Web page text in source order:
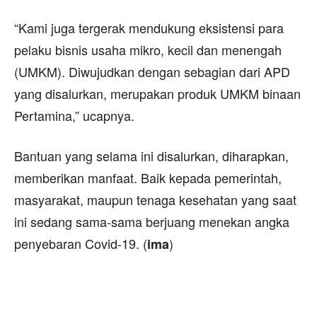
“Kami juga tergerak mendukung eksistensi para
pelaku bisnis usaha mikro, kecil dan menengah
(UMKM). Diwujudkan dengan sebagian dari APD
yang disalurkan, merupakan produk UMKM binaan
Pertamina,” ucapnya.
Bantuan yang selama ini disalurkan, diharapkan,
memberikan manfaat. Baik kepada pemerintah,
masyarakat, maupun tenaga kesehatan yang saat
ini sedang sama-sama berjuang menekan angka
penyebaran Covid-19. (ima)